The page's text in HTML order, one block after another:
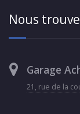
Nous
Garage
21, rue de la